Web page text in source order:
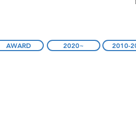
AWARD 2020~ 2010-